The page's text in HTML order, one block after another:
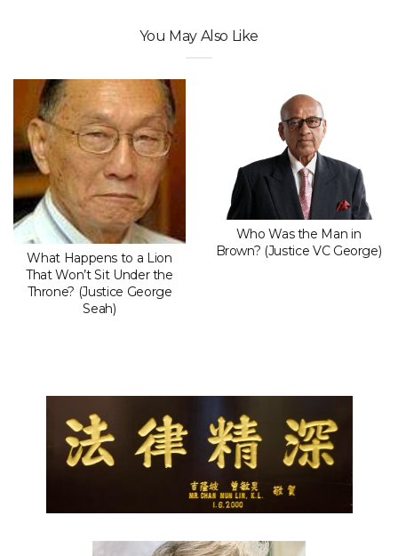
You May Also Like
What Happens to a Lion
That Won’t Sit Under the
Throne? (Justice George
Seah)
Who Was the Man in
Brown? (Justice VC George)